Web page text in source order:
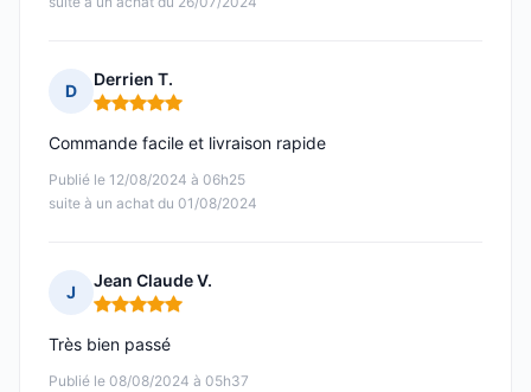
D
Derrien T.
Note : 5 sur 5
Publié le 12/08/2024 à 06h25
suite à un achat du 01/08/2024
Commande facile et livraison rapide
J
Jean Claude V.
Note : 5 sur 5
Publié le 08/08/2024 à 05h37
Très bien passé